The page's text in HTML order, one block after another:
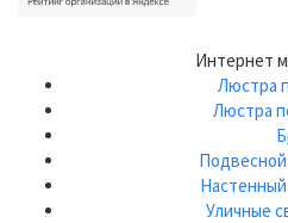
Интернет
Люстра
Люстра
Уличные